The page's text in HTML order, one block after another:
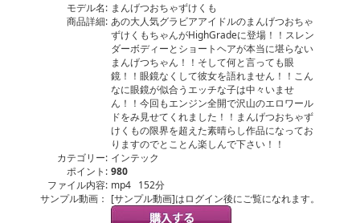
モデル名: まんげつおちゃずけくも
商品詳細: あの大人気グラビアアイドルのまんげつおちゃ
ずけくもちゃんがHighGradeに登場！！スレン
ダーボディーとショートヘアが本当に堪らない
まんげつちゃん！！そして何と言っても眼
鏡！！眼鏡なくして彼女を語れません！！こん
なに眼鏡が似合うエッチな子は中々いませ
ん！！今回もエンジン全開で沢山のエロワール
ドをみ見せてくれました！！まんげつおちゃず
けくもの限界を超えた素晴らし作品になってお
りますのでとことん楽しんで下さい！！
カテゴリー: インテック
ポイント: 980
ファイル内容: mp4 152分
サンプル動画： [サンプル動画]はログイン後にご覧になれます。